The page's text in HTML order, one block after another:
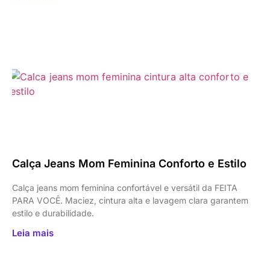
Calça Jeans Mom Feminina Conforto e Estilo
Calça jeans mom feminina confortável e versátil da FEITA
PARA VOCÊ. Maciez, cintura alta e lavagem clara garantem
estilo e durabilidade.
Leia mais